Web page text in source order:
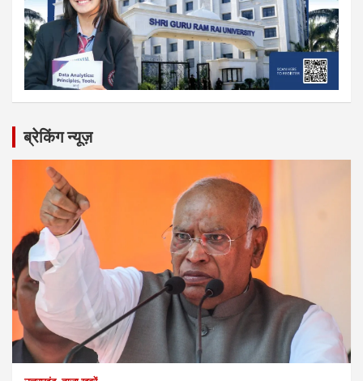
ब्रेकिंग न्यूज़